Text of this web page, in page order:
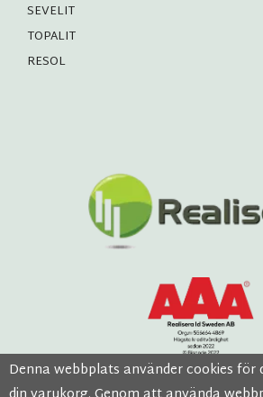
SEVELIT
TOPALIT
RESOL
Denna webbplats använder cookies